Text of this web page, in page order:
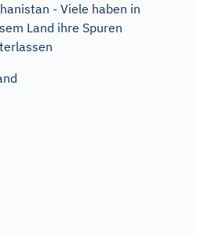
- Viele haben in
Land ihre Spuren